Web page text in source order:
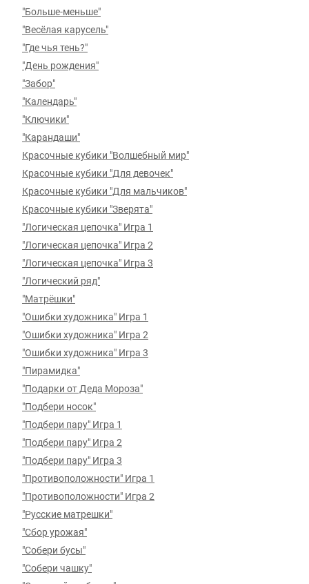
"Больше-меньше"
"Весёлая карусель"
"Где чья тень?"
"День рождения"
"Забор"
"Календарь"
"Ключики"
"Карандаши"
Красочные кубики "Волшебный мир"
Красочные кубики "Для девочек"
Красочные кубики "Для мальчиков"
Красочные кубики "Зверята"
"Логическая цепочка" Игра 1
"Логическая цепочка" Игра 2
"Логическая цепочка" Игра 3
"Логический ряд"
"Матрёшки"
"Ошибки художника" Игра 1
"Ошибки художника" Игра 2
"Ошибки художника" Игра 3
"Пирамидка"
"Подарки от Деда Мороза"
"Подбери носок"
"Подбери пару" Игра 1
"Подбери пару" Игра 2
"Подбери пару" Игра 3
"Противоположности" Игра 1
"Противоположности" Игра 2
"Русские матрешки"
"Сбор урожая"
"Собери бусы"
"Собери чашку"